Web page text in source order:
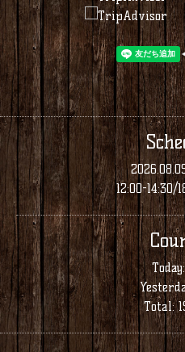
12:00-14:30/
Total: